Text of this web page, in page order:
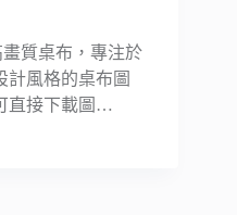
質桌布，專注於
計風格的桌布圖
直接下載圖…